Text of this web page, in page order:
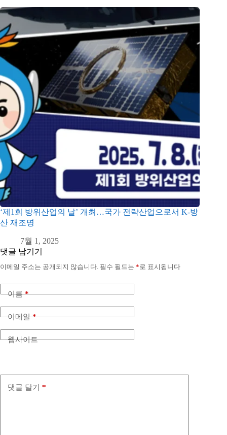
‘제1회 방위산업의 날’ 개최…국가 전략산업으로서 K-방
산 재조명
7월 1, 2025
댓글 남기기
이메일 주소는 공개되지 않습니다. 필수 필드는 *로 표시됩니다
이름*
이메일*
웹사이트
댓글 달기 *